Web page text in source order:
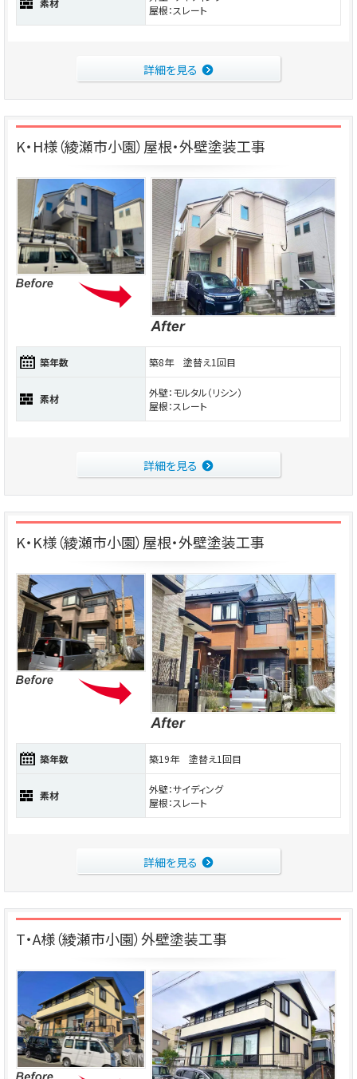
屋根：スレート
詳細を見る
K・H様（綾瀬市小園）屋根・外壁塗装工事
築年数 築8年 塗替え1回目
素材
外壁：モルタル（リシン）
屋根：スレート
詳細を見る
K・K様（綾瀬市小園）屋根・外壁塗装工事
築年数 築19年 塗替え1回目
素材
外壁：サイディング
屋根：スレート
詳細を見る
T・A様（綾瀬市小園）外壁塗装工事